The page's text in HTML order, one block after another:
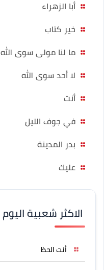
أبا الزهراء
خير كتاب
ما لنا مولى سوى الله
لا أحد سوى الله
أنت
في جوف الليل
بدر المدينة
عليك
الاكثر شعبية اليوم
أنت الحظ